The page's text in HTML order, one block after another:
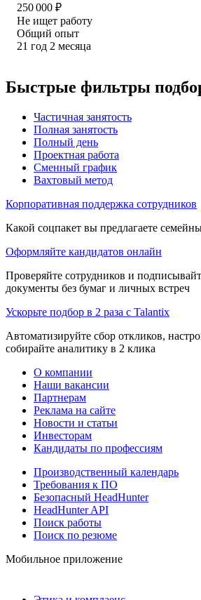
250 000 ₽
Не ищет работу
Общий опыт
21 год 2 месяца
Быстрые фильтры
Частичная занятость
Полная занятость
Полный день
Проектная работа
Сменный график
Вахтовый метод
Корпоративная поддержка сотрудников
Какой соцпакет вы предлагаете
Оформляйте кандидатов онлайн
Проверяйте сотрудников и
документы без бумаг и личных встреч
Ускорьте подбор в 2 раза с Talantix
Автоматизируйте сбор откликов,
собирайте аналитику в 2 клика
О компании
Наши вакансии
Партнерам
Реклама на сайте
Новости и статьи
Инвесторам
Кандидаты по профессиям
Производственный календарь
Требования к ПО
Безопасный HeadHunter
HeadHunter API
Поиск работы
Поиск по резюме
Мобильное приложение